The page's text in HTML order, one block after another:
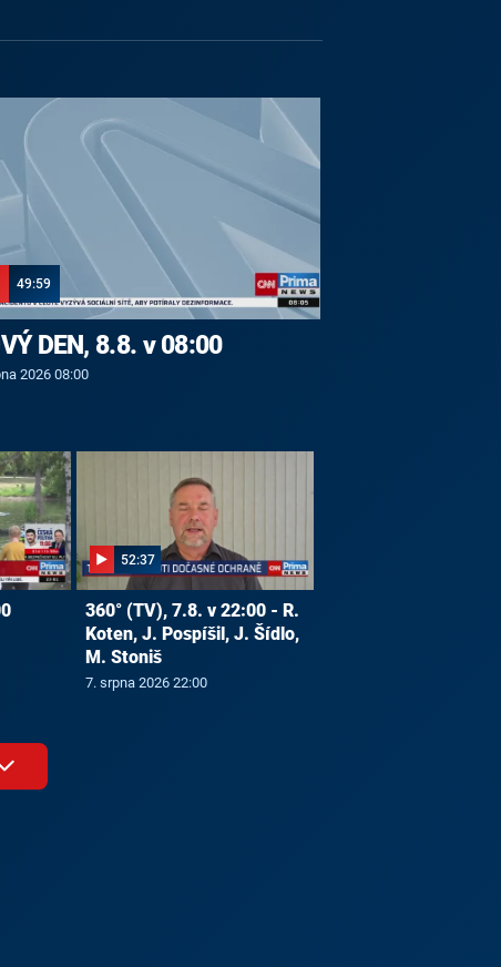
49:59
DEN, 8.8. v 08:00
2026 08:00
52:37
360° (TV), 7.8. v 22:00 - R.
Koten, J. Pospíšil, J. Šídlo,
M. Stoniš
7. srpna 2026 22:00